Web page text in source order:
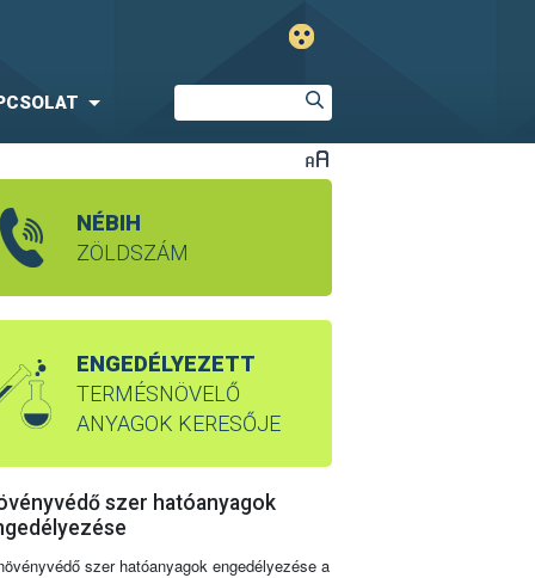
NÉBIH
ZÖLDSZÁM
ENGEDÉLYEZETT
TERMÉSNÖVELŐ
ANYAGOK KERESŐJE
szer hatóanyagok
szer hatóanyagok engedélyezése a